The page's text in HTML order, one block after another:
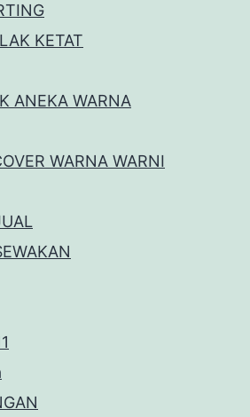
KETAT
ANEKA WARNA
WARNA WARNI